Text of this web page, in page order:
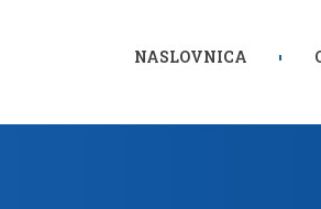
NASLOVNICA